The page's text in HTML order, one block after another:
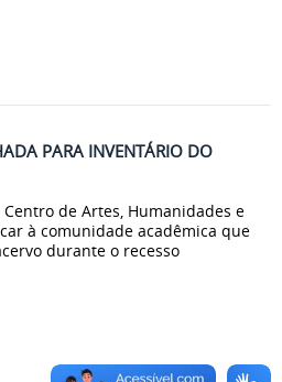
PARA INVENTÁRIO DO
de Artes, Humanidades e
à comunidade acadêmica que
durante o recesso